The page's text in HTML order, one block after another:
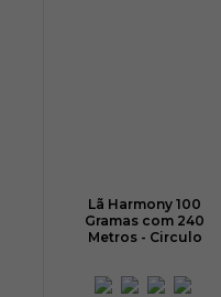
Lã Harmony 100
Gramas com 240
Metros - Circulo